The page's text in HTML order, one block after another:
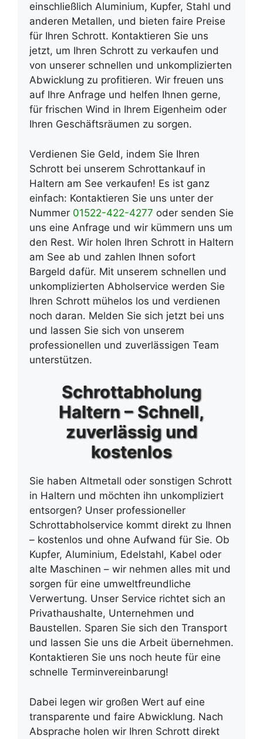
einschließlich Aluminium, Kupfer, Stahl und
anderen Metallen, und bieten faire Preise
für Ihren Schrott. Kontaktieren Sie uns
jetzt, um Ihren Schrott zu verkaufen und
von unserer schnellen und unkomplizierten
Abwicklung zu profitieren. Wir freuen uns
auf Ihre Anfrage und helfen Ihnen gerne,
für frischen Wind in Ihrem Eigenheim oder
Ihren Geschäftsräumen zu sorgen.
Verdienen Sie Geld, indem Sie Ihren
Schrott bei unserem Schrottankauf in
Haltern am See verkaufen! Es ist ganz
einfach: Kontaktieren Sie uns unter der
Nummer 01522-422-4277 oder senden Sie
uns eine Anfrage und wir kümmern uns um
den Rest. Wir holen Ihren Schrott in Haltern
am See ab und zahlen Ihnen sofort
Bargeld dafür. Mit unserem schnellen und
unkomplizierten Abholservice werden Sie
Ihren Schrott mühelos los und verdienen
noch daran. Melden Sie sich jetzt bei uns
und lassen Sie sich von unserem
professionellen und zuverlässigen Team
unterstützen.
Schrottabholung
Haltern – Schnell,
zuverlässig und
kostenlos
Sie haben Altmetall oder sonstigen Schrott
in Haltern und möchten ihn unkompliziert
entsorgen? Unser professioneller
Schrottabholservice kommt direkt zu Ihnen
– kostenlos und ohne Aufwand für Sie. Ob
Kupfer, Aluminium, Edelstahl, Kabel oder
alte Maschinen – wir nehmen alles mit und
sorgen für eine umweltfreundliche
Verwertung. Unser Service richtet sich an
Privathaushalte, Unternehmen und
Baustellen. Sparen Sie sich den Transport
und lassen Sie uns die Arbeit übernehmen.
Kontaktieren Sie uns noch heute für eine
schnelle Terminvereinbarung!
Dabei legen wir großen Wert auf eine
transparente und faire Abwicklung. Nach
Absprache holen wir Ihren Schrott direkt